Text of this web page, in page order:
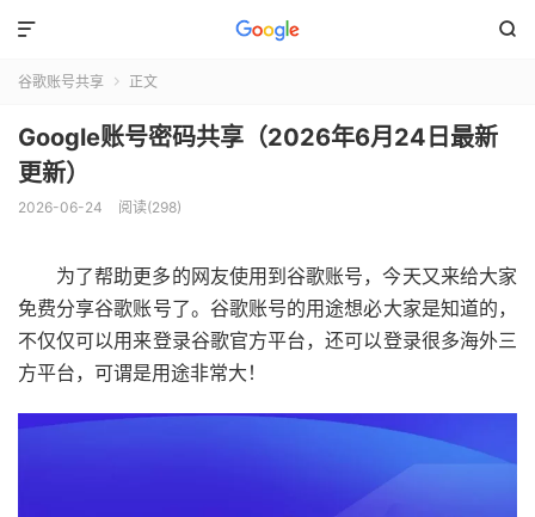


谷歌账号共享  正文
Google账号密码共享（2026年6月24日最新
更新）
2026-06-24 阅读(298)
为了帮助更多的网友使用到谷歌账号，今天又来给大家
免费分享谷歌账号了。谷歌账号的用途想必大家是知道的，
不仅仅可以用来登录谷歌官方平台，还可以登录很多海外三
方平台，可谓是用途非常大！